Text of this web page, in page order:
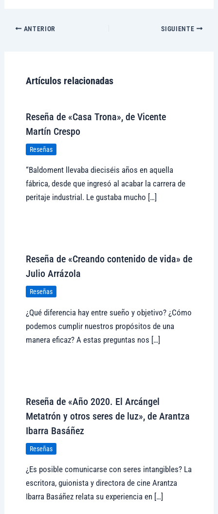
ANTERIOR SIGUIENTE
Artículos relacionadas
Reseña de «Casa Trona», de Vicente
Martín Crespo
Reseñas
“Baldoment llevaba dieciséis años en aquella
fábrica, desde que ingresó al acabar la carrera de
peritaje industrial. Le gustaba mucho […]
Reseña de «Creando contenido de vida» de
Julio Arrázola
Reseñas
¿Qué diferencia hay entre sueño y objetivo? ¿Cómo
podemos cumplir nuestros propósitos de una
manera eficaz? A estas preguntas nos […]
Reseña de «Año 2020. El Arcángel
Metatrón y otros seres de luz», de Arantza
Ibarra Basáñez
Reseñas
¿Es posible comunicarse con seres intangibles? La
escritora, guionista y directora de cine Arantza
Ibarra Basáñez relata su experiencia en […]